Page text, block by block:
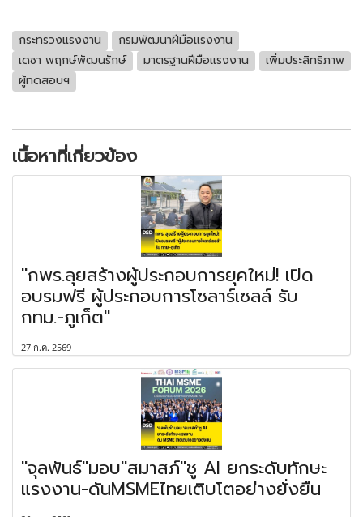
กระทรวงแรงงาน
กรมพัฒนาฝีมือแรงงาน
เดชา พฤกษ์พัฒนรักษ์
มาตรฐานฝีมือแรงงาน
เพิ่มประสิทธิภาพ
ผู้ทดสอบฯ
เนื้อหาที่เกี่ยวข้อง
"กพร.ลุยสร้างผู้ประกอบการยุคใหม่! เปิด
อบรมฟรี ผู้ประกอบการโซลาร์เซลล์ รับ
กทม.-ภูเก็ต"
27 ก.ค. 2569
"จุลพันธ์"มอบ"สมาสภ์"ชู AI ยกระดับทักษะ
แรงงาน-ดันMSMEไทยเติบโตอย่างยั่งยืน